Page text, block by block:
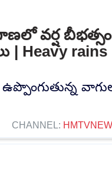
వర్ష
| Heavy
CHANNEL: